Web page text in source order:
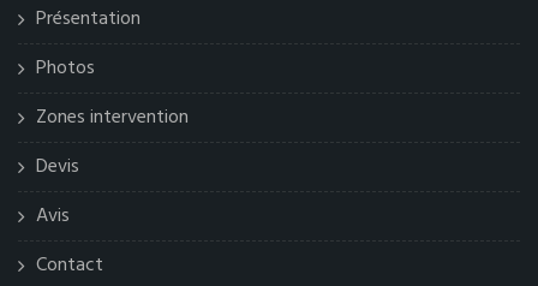
Présentation
Photos
Zones intervention
Devis
Avis
Contact